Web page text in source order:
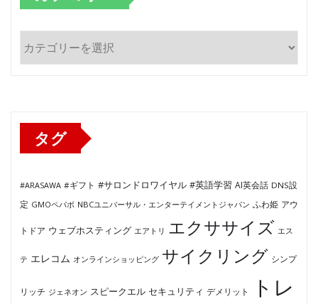
テ
タグ
#ARASAWA #ギフト #サロンドロワイヤル #英語学習 AI英会話 DNS設
定 GMOペパボ NBCユニバーサル・エンターテイメントジャパン ふわ姫 アウ
トドア ウェブホスティング エアトリ エクササイズ エス
テ エレコム オンラインショッピング サイクリング シンプ
リッチ ジェネオン スピークエル セキュリティ デメリット
トレ